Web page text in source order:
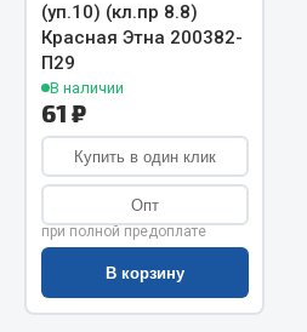
Амортизаторы для полуприцепов
Весь раздел
Запчасти КамАЗ
Система питания
Система выпуска газа
Система охлаждения
(уп.10) (кл.пр 8.8)
Красная Этна 200382-
П29
В наличии
61 ₽
Купить в один клик
Опт
при полной предоплате
В корзину